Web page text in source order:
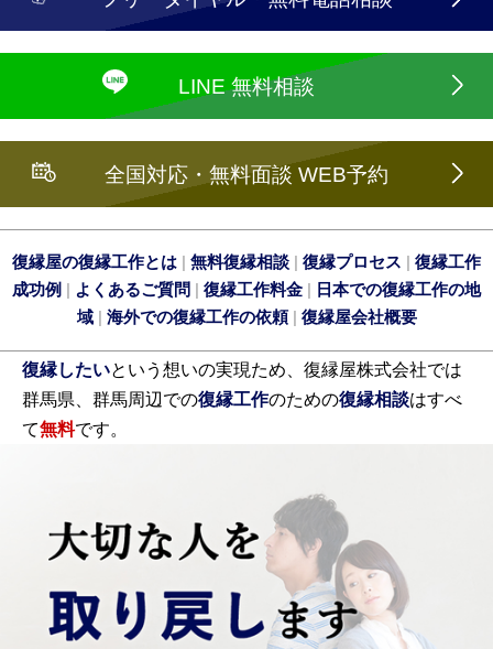
LINE 無料相談
全国対応・無料面談 WEB予約
復縁屋の復縁工作とは | 無料復縁相談 | 復縁プロセス | 復縁工作
成功例 | よくあるご質問 | 復縁工作料金 | 日本での復縁工作の地
域| 海外での復縁工作の依頼| 復縁屋会社概要
復縁したいという想いの実現ため、復縁屋株式会社では
群馬県、群馬周辺での復縁工作のための復縁相談はすべ
て無料です。